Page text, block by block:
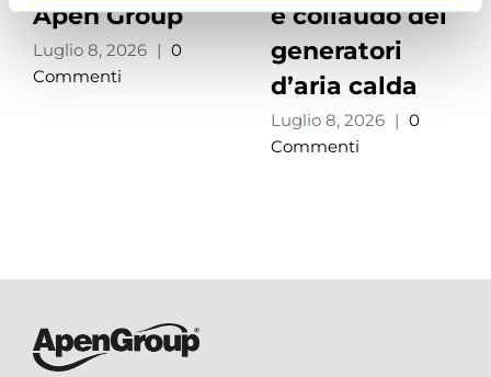
Apen Group
Luglio 8, 2026 | 0
Commenti
e collaudo dei
generatori
d’aria calda
Luglio 8, 2026 | 0
Commenti